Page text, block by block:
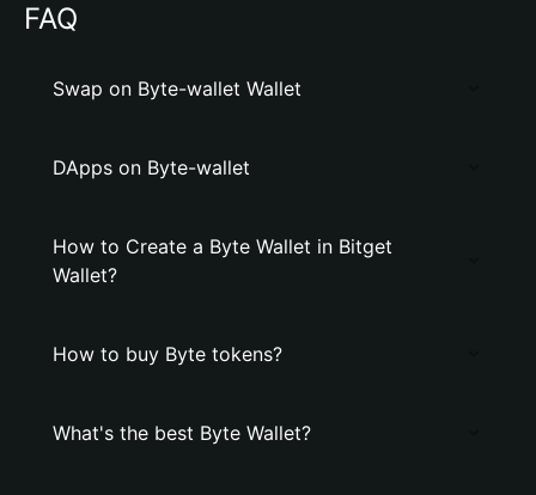
FAQ
Swap on Byte-wallet Wallet
DApps on Byte-wallet
How to Create a Byte Wallet in Bitget
Wallet?
How to buy Byte tokens?
What's the best Byte Wallet?